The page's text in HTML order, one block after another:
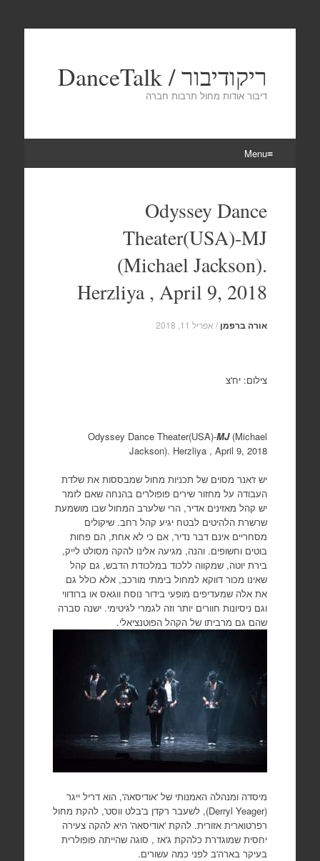
ריקודיבור / DanceTalk
דיבור אודות מחול תרבות חברה
Menu
content
Odyssey Dance
Theater(USA)-MJ
(Michael Jackson).
Herzliya , April 9, 2018
אורה ברפמן / אפריל 11, 2018
צילום: יח'צ
Odyssey Dance Theater(USA)-MJ(Michael
Jackson). Herzliya , April 9, 2018
יש ז'אנר מסוים של תכניות מחול שמבססות את שלדת
העבודה על מחזור שירים פופולרים בהנחה שאם לזמר
יש קהל מאזינים אדיר, הרי שלערב המחול שבו מושמעת
שרשרת הלהיטים לבטח יגיע קהל רחב. שיקולים
מסחריים אינם דבר נדיר, אם כי לא אחת, הם פחות
בוטים וחשופים. והנה, מגיעה אלינו להקה מסולט לייק,
בירת יוטה, שמקווה ללכוד במלכודת הדבש, גם קהל
שאינו מכור דווקא למחול בימתי מורכב, אלא כולל גם
את אלה שמעדיפים מופעי בידור נוסח ווגאס או ברודווי
וגם ניסיונות חוורים יותר וזה לגמרי לגיטימי. ישנה סברה
שהם גם מרביתו של הקהל הפוטנציאלי.
מיסדה ומנהלה האמנותי של 'אודיסאה', הוא דריל ייגר
(Derryl Yeager), לשעבר רקדן ב'בלט ווסט', להקת מחול
רפרטוארית אזורית. להקת 'אודיסאה' היא להקה צעירה
יחסית שמוגדרת כלהקת ג'אז , סוגה שהייתה פופולרית
בעיקר בארה'ב לפני כמה עשורים.